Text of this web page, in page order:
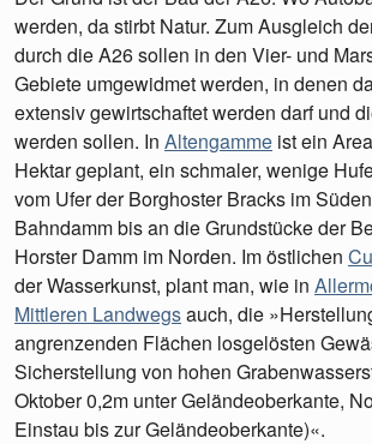
werden, da stirbt Natur. Zum Ausgleich
durch die A26 sollen in den Vier- und
Gebiete umgewidmet werden, in denen
extensiv gewirtschaftet werden darf und
werden sollen. In Altengamme ist ein
Hektar geplant, ein schmaler, wenige
vom Ufer der Borghoster Bracks im
Bahndamm bis an die Grundstücke der
Horster Damm im Norden. Im östlichen
der Wasserkunst, plant man, wie in
Mittleren Landwegsauch, die
angrenzenden Flächen losgelösten
Sicherstellung von hohen
Oktober 0,2m unter Geländeoberkante,
Einstau bis zur Geländeoberkante)«.